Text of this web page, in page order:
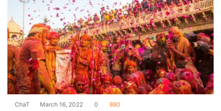
ChaT March 16, 2022 0 880